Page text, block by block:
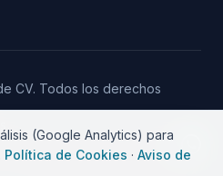
CV. Todos los derechos
por Fuera de la Caja — software a
(Google Analytics) para
Política de Cookies · Aviso de